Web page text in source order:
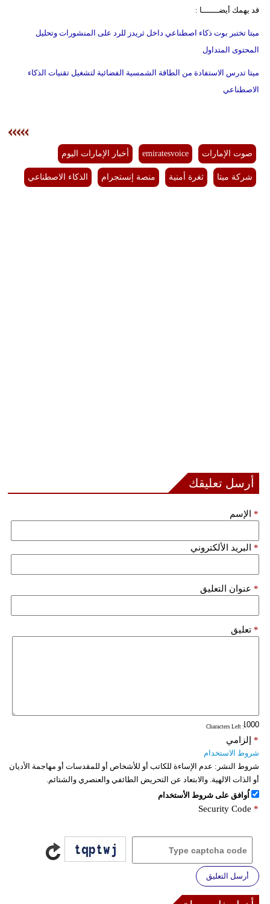
قد يهمك أيضـــــــا :
ميتا تختبر بوت ذكاء اصطناعي داخل ثريدز للرد على المنشورات وتحليل
المحتوى المتداول
ميتا تدرس الاستفادة من الطاقة الشمسية الفضائية لتشغيل تقنيات الذكاء
الاصطناعي
صوت الإمارات emiratesvoice أخبار الإمارات اليوم
شركة ميتا ثغرة أمنية منصة إنستجرام الذكاء الاصطناعي
أرسل تعليقك
الإسم *
البريد الألكتروني *
عنوان التعليق *
تعليق *
: Characters Left
إلزامي *
شروط الاستخدام
شروط النشر: عدم الإساءة للكاتب أو للأشخاص أو للمقدسات أو مهاجمة الأديان
أو الذات الالهية. والابتعاد عن التحريض الطائفي والعنصري والشتائم.
اُوافق على شروط الأستخدام
Security Code *
أرسل التعليق